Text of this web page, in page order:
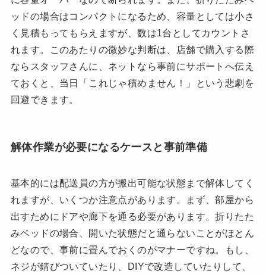
ッドの場合はコンパクトになるため、容量としては小さ
く見積もってもらえますが、数は1台としてカウントさ
れます。このあたりの微妙な判断は、店舗で購入する際
ならスタッフさんに、ネットなら事前にサポートへ伝え
ておくと、当日「これじゃ積めません！」という悲劇を
回避できます。
解体作業が必要になるケースと事前準備
基本的には配送員の方が搬出可能な状態まで解体してく
れますが、いくつか注意点があります。まず、部屋から
出すためにドアや廊下を通る必要があります。折りたた
みベッドの場合、開いた状態だと通らないことがほとん
どなので、事前に畳んでおくのがマナーですね。もし、
ネジが錆びついていたり、DIYで改造していたりして、